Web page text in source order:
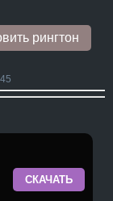
рингтон
СКАЧАТЬ